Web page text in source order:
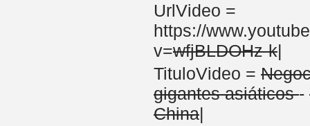
UrlVideo =
https://
v=wfjBLDOHz-k|
TituloVideo =
gigantes asiáticos-
China|